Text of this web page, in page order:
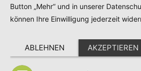
Datenschutz
Button „Mehr“ und in unserer
können Ihre Einwilligung jederzeit
ABLEHNEN AKZEPTIEREN